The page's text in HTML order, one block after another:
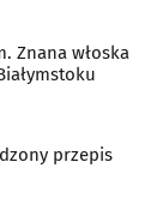
Znana włoska
przepis